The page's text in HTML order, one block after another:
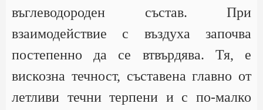
въглеводороден състав. При
взаимодействие с въздуха започва
постепенно да се втвърдява. Тя, е
вискозна течност, съставена главно от
летливи течни терпени и с по-малко